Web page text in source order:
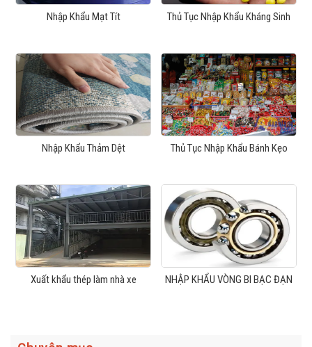
Nhập Khẩu Mạt Tít Thủ Tục Nhập Khẩu Kháng Sinh
Nhập Khẩu Thảm Dệt Thủ Tục Nhập Khẩu Bánh Kẹo
Xuất khẩu thép làm nhà xe NHẬP KHẨU VÒNG BI BẠC ĐẠN